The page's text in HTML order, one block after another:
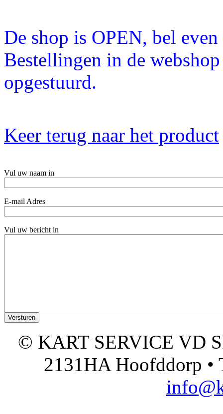
De shop is OPEN, bel
Bestellingen in de
opgestuurd.
Keer terug naar het product
Vul uw naam in
E-mail Adres
Vul uw bericht in
© KART SERVICE VD
2131HA Hoofddorp •